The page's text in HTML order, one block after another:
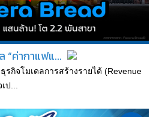
“ค่ากาแฟแ...
รกิจโมเดลการสร้างรายได้ (Revenue
ป...